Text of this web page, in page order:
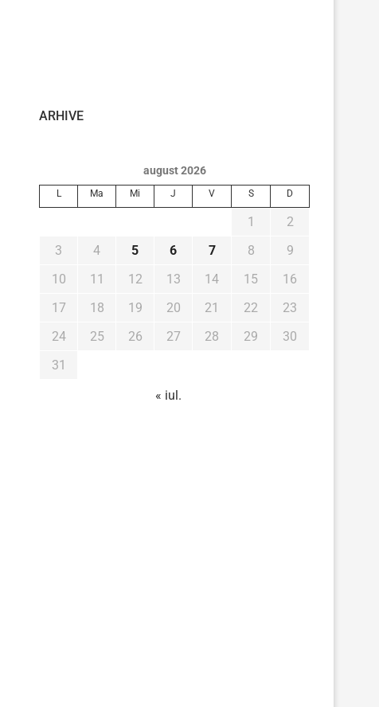
ARHIVE
august 2026
L Ma Mi J V S D
1
2
3
4 5 6 7 8
9
10
11 12 13 14 15
16
17
18 19 20 21 22
23
24
25 26 27 28 29
30
31
« iul.